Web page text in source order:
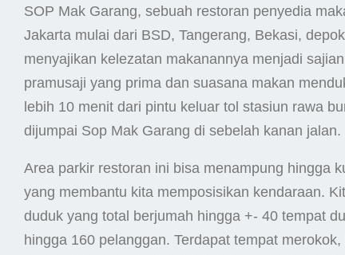
SOP Mak Garang, sebuah restoran penyedia
Jakarta mulai dari BSD, Tangerang, Bekasi,
menyajikan kelezatan makanannya menjadi
pramusaji yang prima dan suasana makan
lebih 10 menit dari pintu keluar tol stasiun rawa
dijumpai Sop Mak Garang di sebelah kanan jalan.
Area parkir restoran ini bisa menampung hingga
yang membantu kita memposisikan kendaraan.
duduk yang total berjumah hingga +- 40 tempat
hingga 160 pelanggan. Terdapat tempat